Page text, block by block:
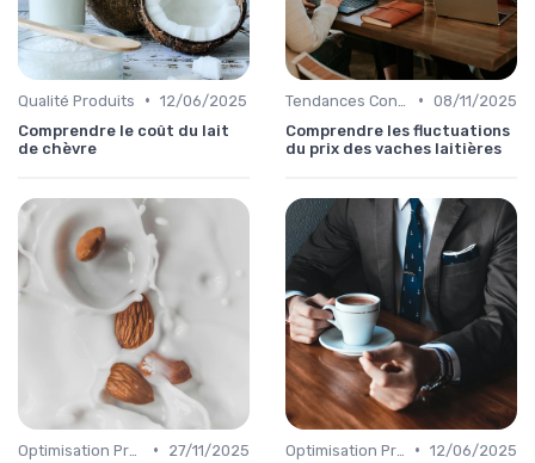
Qualité Produits • 12/06/2025
Comprendre le coût du lait
de chèvre
• 08/11/2025
Comprendre les fluctuations
du prix des vaches laitières
•
27/11/2025
• 12/06/2025